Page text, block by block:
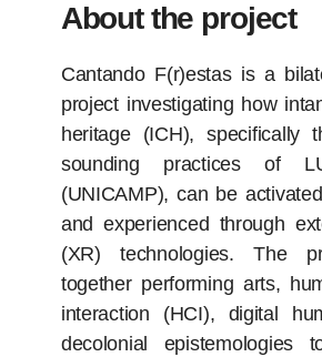
About the project
Cantando F(r)estas is a
project investigating how
heritage (ICH), specifically
sounding practices of
(UNICAMP), can be
and experienced through
(XR) technologies. The
together performing arts,
interaction (HCI), digital
decolonial epistemologies